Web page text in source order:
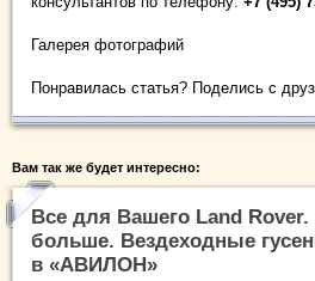
Галерея фотографий
Понравилась статья? Поделись с
Вам так же будет интересно:
Все для Вашего Land
больше. Вездеходные
в «АВИЛОН»